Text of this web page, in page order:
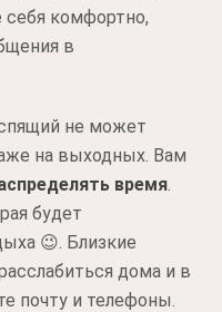
комфортно,
в
не может
на выходных. Вам
время.
будет
😉. Близкие
дома и в
почту и телефоны.